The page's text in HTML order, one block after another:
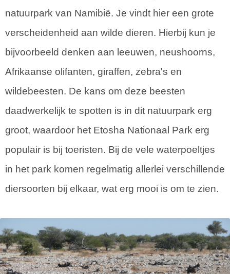
natuurpark van Namibië. Je vindt hier een grote
verscheidenheid aan wilde dieren. Hierbij kun je
bijvoorbeeld denken aan leeuwen, neushoorns,
Afrikaanse olifanten, giraffen, zebra's en
wildebeesten. De kans om deze beesten
daadwerkelijk te spotten is in dit natuurpark erg
groot, waardoor het Etosha Nationaal Park erg
populair is bij toeristen. Bij de vele waterpoeltjes
in het park komen regelmatig allerlei verschillende
diersoorten bij elkaar, wat erg mooi is om te zien.